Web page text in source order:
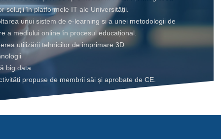
soluții în platformele IT ale Universității.
unui sistem de e-learning si a unei metodologii de
a mediului online în procesul educațional.
utilizării tehnicilor de imprimare 3D
big data
propuse de membrii săi și aprobate de CE.